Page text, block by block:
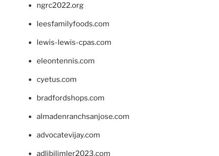
ngrc2022.org
leesfamilyfoods.com
lewis-lewis-cpas.com
eleontennis.com
cyetus.com
bradfordshops.com
almadenranchsanjose.com
advocatevijay.com
adlibilimler2023.com